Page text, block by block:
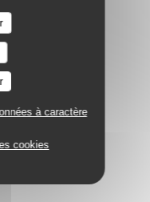
à caractère
cookies